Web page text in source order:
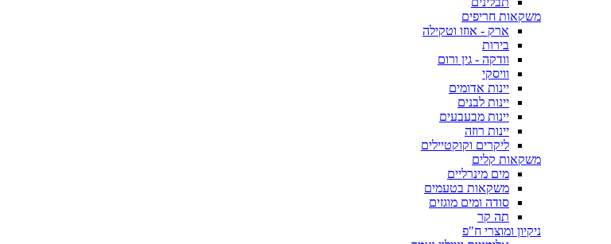
משקאות חריפים
ארק - אוזו וטקילה
בירות
וודקה - גין ורום
וויסקי
יינות אדומים
יינות לבנים
יינות מבעבעים
יינות רוזה
ליקרים וקוקטיילים
משקאות קלים
מים מינרליים
משקאות בטעמים
סודה ומים מוגזים
תה קר
ניקיון ומוצרי ח"פ